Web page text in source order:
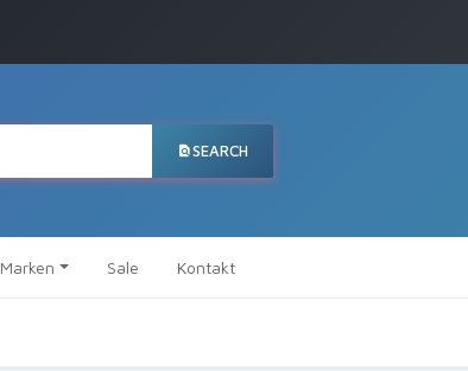
SEARCH
Marken Sale Kontakt